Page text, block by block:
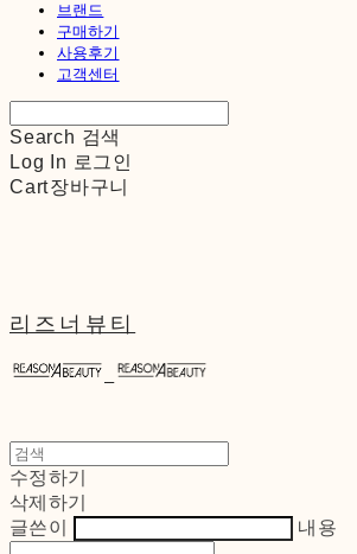
브랜드
구매하기
사용후기
고객센터
Search 검색
Log In 로그인
Cart장바구니
리즈너뷰티
수정하기
삭제하기
글쓴이
내용